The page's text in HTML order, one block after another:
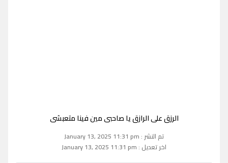
الرزق على الرازق يا صاحبى مين فينا متعبشى
تم النشر : January 13, 2025 11:31 pm
اخر تعديل : January 13, 2025 11:31 pm